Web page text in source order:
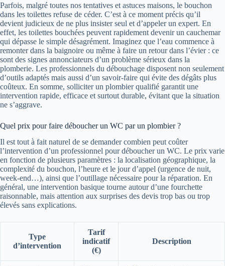
Parfois, malgré toutes nos tentatives et astuces maisons, le bouchon
dans les toilettes refuse de céder. C’est à ce moment précis qu’il
devient judicieux de ne plus insister seul et d’appeler un expert. En
effet, les toilettes bouchées peuvent rapidement devenir un cauchemar
qui dépasse le simple désagrément. Imaginez que l’eau commence à
remonter dans la baignoire ou même à faire un retour dans l’évier : ce
sont des signes annonciateurs d’un problème sérieux dans la
plomberie. Les professionnels du débouchage disposent non seulement
d’outils adaptés mais aussi d’un savoir-faire qui évite des dégâts plus
coûteux. En somme, solliciter un plombier qualifié garantit une
intervention rapide, efficace et surtout durable, évitant que la situation
ne s’aggrave.
Quel prix pour faire déboucher un WC par un plombier ?
Il est tout à fait naturel de se demander combien peut coûter
l’intervention d’un professionnel pour déboucher un WC. Le prix varie
en fonction de plusieurs paramètres : la localisation géographique, la
complexité du bouchon, l’heure et le jour d’appel (urgence de nuit,
week-end…), ainsi que l’outillage nécessaire pour la réparation. En
général, une intervention basique tourne autour d’une fourchette
raisonnable, mais attention aux surprises des devis trop bas ou trop
élevés sans explications.
Type
d’intervention
Tarif
indicatif
(€)
Description